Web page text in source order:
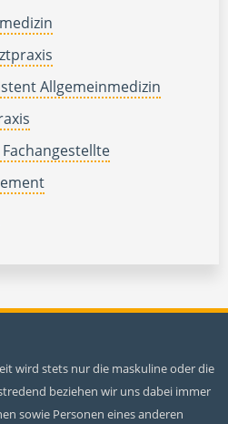
Allgemeinmedizin
wird stets nur die maskuline oder die
beziehen wir uns dabei immer
sowie Personen eines anderen